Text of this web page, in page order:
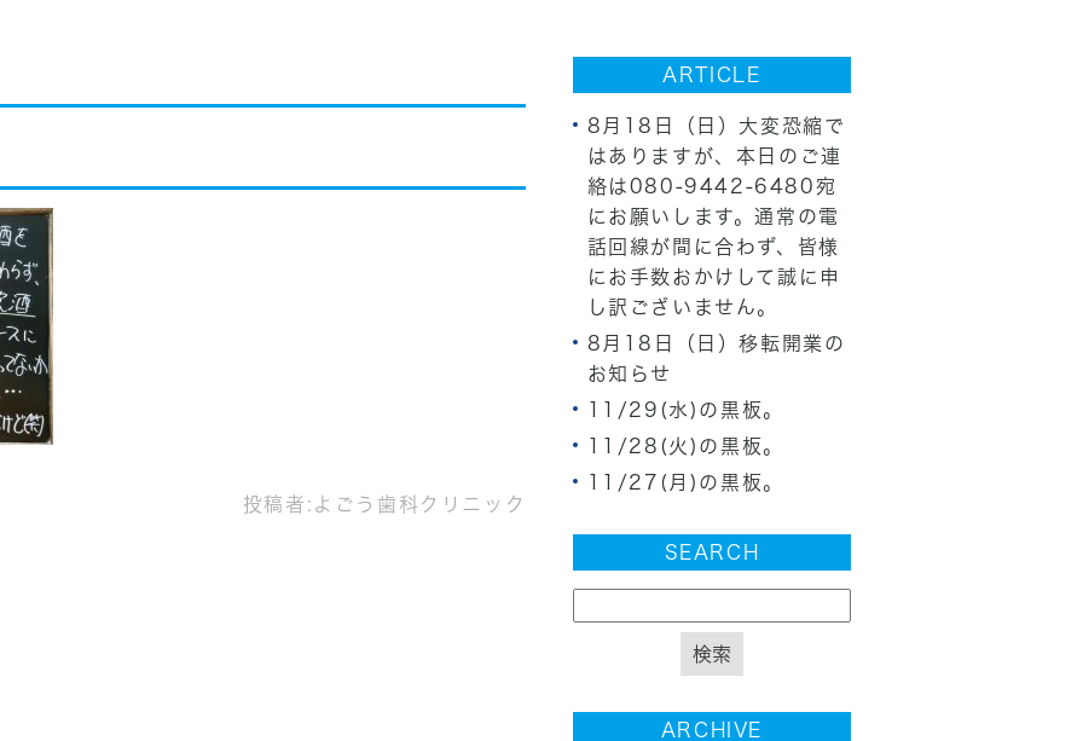
投稿者: よごう歯科クリニック
ARTICLE
8月18日（日）大変恐縮で
はありますが、本日のご連
絡は080-9442-6480宛
にお願いします。通常の電
話回線が間に合わず、皆様
にお手数おかけして誠に申
し訳ございません。
8月18日（日）移転開業の
お知らせ
11/29(水)の黒板。
11/28(火)の黒板。
11/27(月)の黒板。
SEARCH
ARCHIVE